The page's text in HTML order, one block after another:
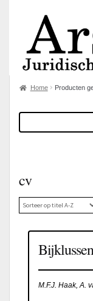
Home Producten
cv
Bijklussen
M.F.J. Haak, A.